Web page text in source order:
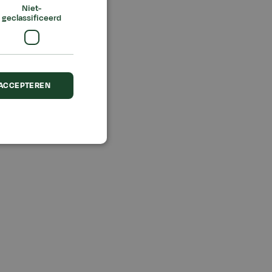
Niet-
geclassificeerd